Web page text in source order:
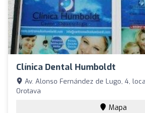
Clínica Dental Humboldt
Av. Alonso Fernández de Lugo, 4,
Orotava
Mapa